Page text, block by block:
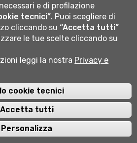
degli studi di Bergamo
Bergamo
035 2052111
e di profilazione
tecnici”. Puoi scegliere di
cliccando su“Accetta tutti”
le tue scelte cliccando su
leggi la nostra Privacy e
cookie tecnici
Accetta tutti
Personalizza